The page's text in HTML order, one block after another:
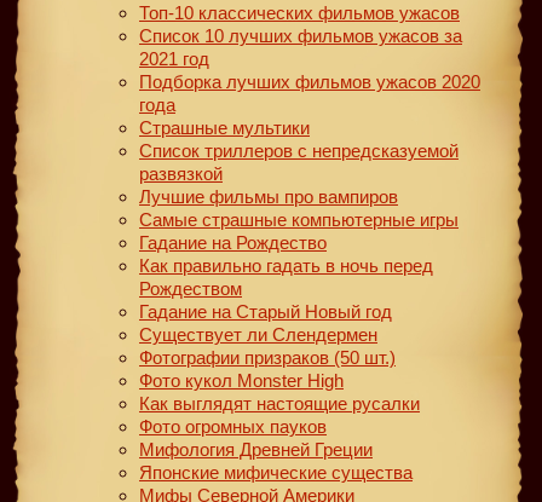
Топ-10 классических фильмов ужасов
Список 10 лучших фильмов ужасов за
2021 год
Подборка лучших фильмов ужасов 2020
года
Страшные мультики
Список триллеров с непредсказуемой
развязкой
Лучшие фильмы про вампиров
Самые страшные компьютерные игры
Гадание на Рождество
Как правильно гадать в ночь перед
Рождеством
Гадание на Старый Новый год
Существует ли Слендермен
Фотографии призраков (50 шт.)
Фото кукол Monster High
Как выглядят настоящие русалки
Фото огромных пауков
Мифология Древней Греции
Японские мифические существа
Мифы Северной Америки